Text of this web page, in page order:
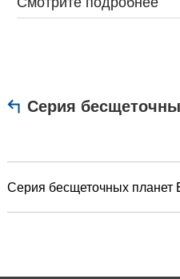
Серия
Серия бесщеточных планет